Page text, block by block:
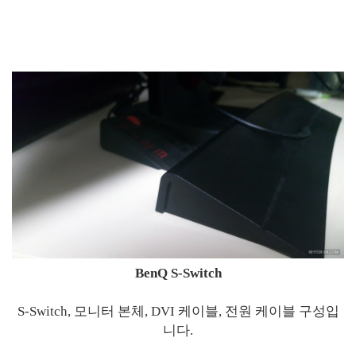
BenQ S-Switch
S-Switch, 모니터 본체, DVI 케이블, 전원 케이블 구성입
니다.